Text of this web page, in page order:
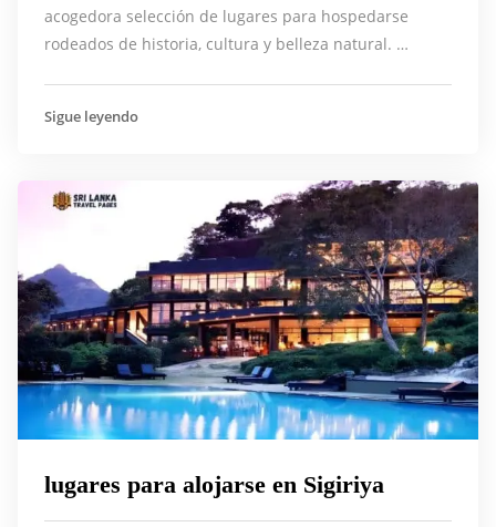
acogedora selección de lugares para hospedarse
rodeados de historia, cultura y belleza natural. …
Sigue leyendo
lugares para alojarse en Sigiriya